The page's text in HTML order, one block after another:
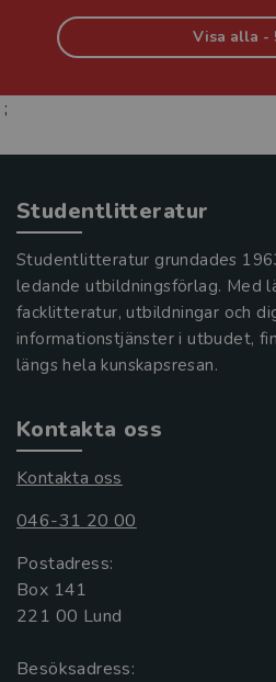
Visa alla -
;
Studentlitteratur
Studentlitteratur grundades
ledande utbildningsförlag. Med
facklitteratur, utbildningar och
informationstjänster i utbudet,
längs hela kunskapsresan.
Kontakta oss
Kontakta oss
046-31 20 00
Postadress:
Box 141
221 00 Lund
Besöksadress: